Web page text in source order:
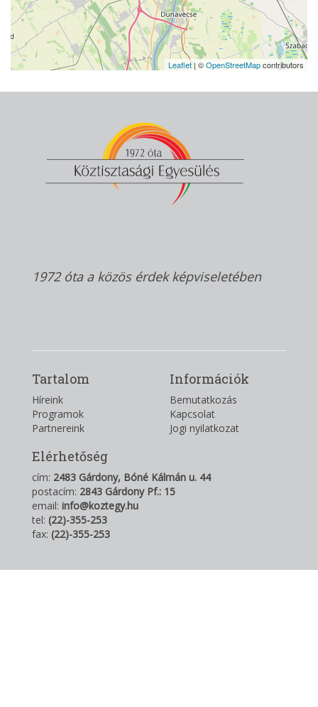
Leaflet| ©OpenStreetMapcontributors
1972 óta a közös érdek képviseletében
Tartalom
Híreink
Programok
Partnereink
Információk
Bemutatkozás
Kapcsolat
Jogi nyilatkozat
Elérhetőség
cím: 2483 Gárdony, Bóné Kálmán u. 44
postacím: 2843 Gárdony Pf.: 15
email: info@koztegy.hu
tel: (22)-355-253
fax: (22)-355-253